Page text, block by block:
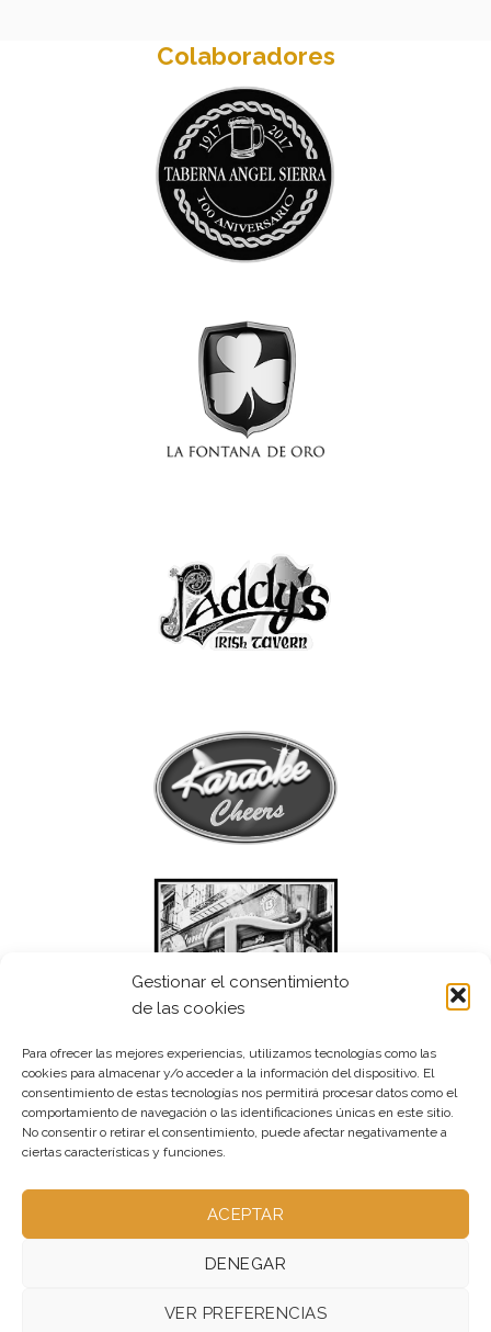
Gestionar el consentimiento
de las cookies
Para ofrecer las mejores experiencias, utilizamos tecnologías como las
cookies para almacenar y/o acceder a la información del dispositivo. El
consentimiento de estas tecnologías nos permitirá procesar datos como el
comportamiento de navegación o las identificaciones únicas en este sitio.
No consentir o retirar el consentimiento, puede afectar negativamente a
ciertas características y funciones.
ACEPTAR
DENEGAR
VER PREFERENCIAS
Colaboradores